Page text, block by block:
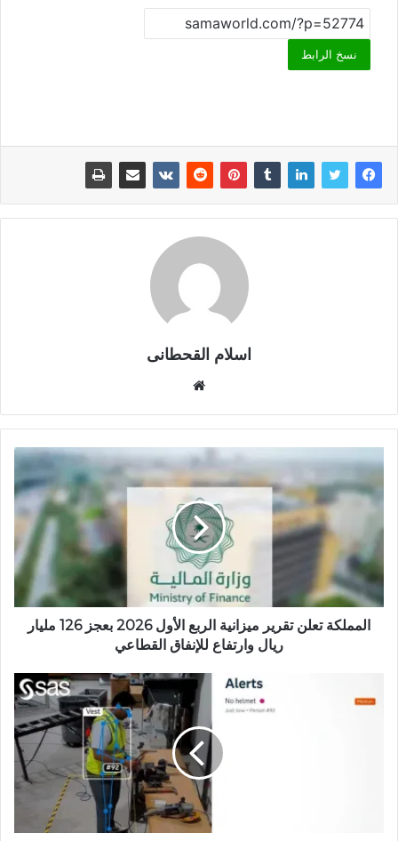
نسخ الرابط
اسلام القحطانى
ق
ع
ا
ل
و
ي
ب
المملكة تعلن تقرير ميزانية الربع الأول 2026 بعجز 126 مليار
ريال وارتفاع للإنفاق القطاعي